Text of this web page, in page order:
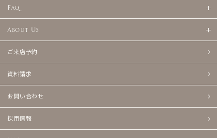
Faq
About Us
ご来店予約
資料請求
お問い合わせ
採用情報